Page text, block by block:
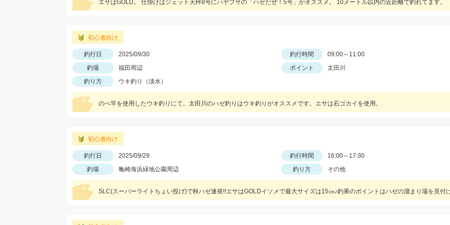
エサはGOLD。 仕掛けはジェット天秤8号にハヤブサの「ハゼだぜ！5号」がオススメ。 10メートル以内の近距離で釣れてます。
初心者向け
釣行日 2025/09/30 釣行時間
09:00～11:00
釣場
福田周辺 ポイント
太田川
釣り方
ウキ釣り（淡水）
のべ竿を使用したウキ釣りにて。太田川のハゼ釣りはウキ釣りがオススメです。エサは石ゴカイを使用。
初心者向け
釣行日 2025/09/29 釣行時間
16:00～17:30
釣場
亀崎海浜緑地公園周辺 釣り方 その他